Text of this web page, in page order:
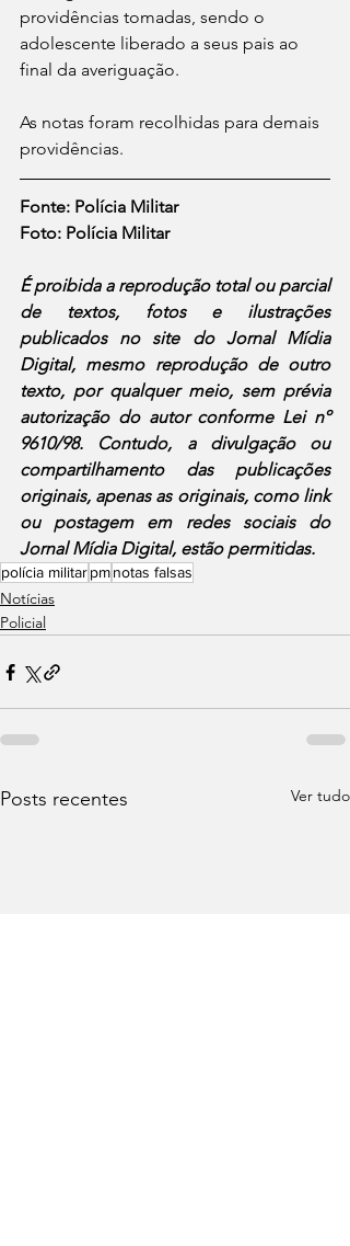
providências tomadas, sendo o
adolescente liberado a seus pais ao
final da averiguação.
As notas foram recolhidas para demais
providências.
Fonte: Polícia Militar
Foto: Polícia Militar
É proibida a reprodução total ou parcial
de textos, fotos e ilustrações
publicados no site do Jornal Mídia
Digital, mesmo reprodução de outro
texto, por qualquer meio, sem prévia
autorização do autor conforme Lei nº
9610/98. Contudo, a divulgação ou
compartilhamento das publicações
originais, apenas as originais, como link
ou postagem em redes sociais do
Jornal Mídia Digital, estão permitidas.
polícia militarpmnotas falsas
Notícias
Policial
Posts recentes Ver tudo